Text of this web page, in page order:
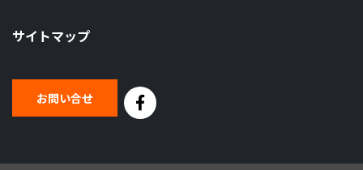
サイトマップ
お問い合せ